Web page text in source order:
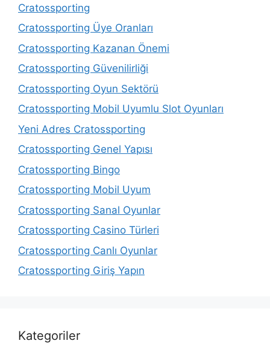
Cratossporting
Cratossporting Üye Oranları
Cratossporting Kazanan Önemi
Cratossporting Güvenilirliği
Cratossporting Oyun Sektörü
Cratossporting Mobil Uyumlu Slot Oyunları
Yeni Adres Cratossporting
Cratossporting Genel Yapısı
Cratossporting Bingo
Cratossporting Mobil Uyum
Cratossporting Sanal Oyunlar
Cratossporting Casino Türleri
Cratossporting Canlı Oyunlar
Cratossporting Giriş Yapın
Kategoriler